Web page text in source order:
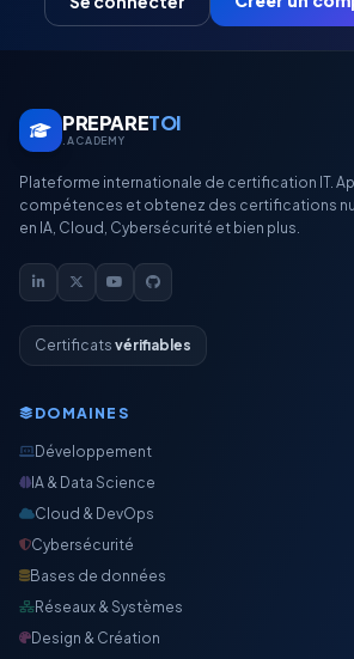
PREPARETOI
.ACADEMY
Plateforme internationale de certification IT.
compétences et obtenez des certifications
en IA, Cloud, Cybersécurité et bien plus.
Certificats vérifiables
DOMAINES
Développement
IA & Data Science
Cloud & DevOps
Cybersécurité
Bases de données
Réseaux & Systèmes
Design & Création